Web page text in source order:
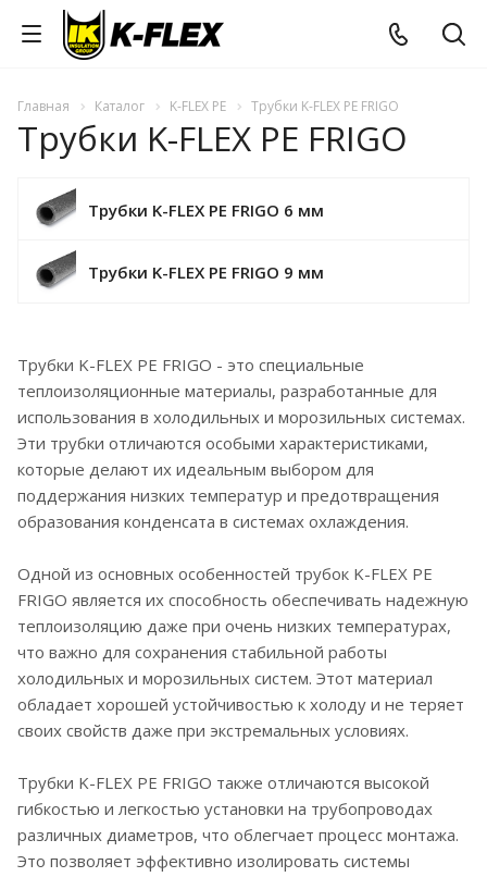
Главная Каталог K-FLEX PE Трубки K-FLEX PE FRIGO
Трубки K-FLEX PE FRIGO
Трубки K-FLEX PE FRIGO 6 мм
Трубки K-FLEX PE FRIGO 9 мм
Трубки K-FLEX PE FRIGO - это специальные
теплоизоляционные материалы, разработанные для
использования в холодильных и морозильных системах.
Эти трубки отличаются особыми характеристиками,
которые делают их идеальным выбором для
поддержания низких температур и предотвращения
образования конденсата в системах охлаждения.
Одной из основных особенностей трубок K-FLEX PE
FRIGO является их способность обеспечивать надежную
теплоизоляцию даже при очень низких температурах,
что важно для сохранения стабильной работы
холодильных и морозильных систем. Этот материал
обладает хорошей устойчивостью к холоду и не теряет
своих свойств даже при экстремальных условиях.
Трубки K-FLEX PE FRIGO также отличаются высокой
гибкостью и легкостью установки на трубопроводах
различных диаметров, что облегчает процесс монтажа.
Это позволяет эффективно изолировать системы